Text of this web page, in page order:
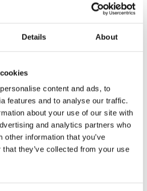
Details About
content and ads, to
features and to analyse our traffic.
about your use of our site with
and analytics partners who
other information that you’ve
they’ve collected from your use
laatste 10 jaar, hebben we een
de eigenaars aanvraag. Als je
in een van deze huizen, neem
contact op met ons.
private collectie